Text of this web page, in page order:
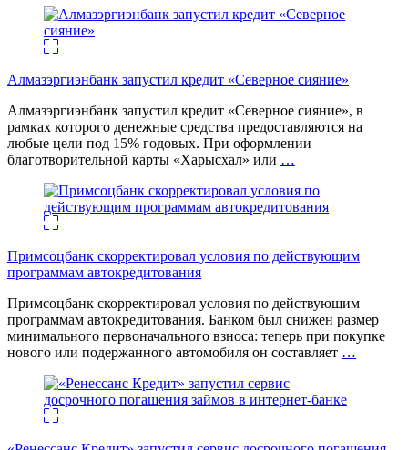
Алмазэргиэнбанк запустил кредит «Северное сияние»
Алмазэргиэнбанк запустил кредит «Северное сияние», в
рамках которого денежные средства предоставляются на
любые цели под 15% годовых. При оформлении
благотворительной карты «Харысхал» или …
Примсоцбанк скорректировал условия по действующим
программам автокредитования
Примсоцбанк скорректировал условия по действующим
программам автокредитования. Банком был снижен размер
минимального первоначального взноса: теперь при покупке
нового или подержанного автомобиля он составляет …